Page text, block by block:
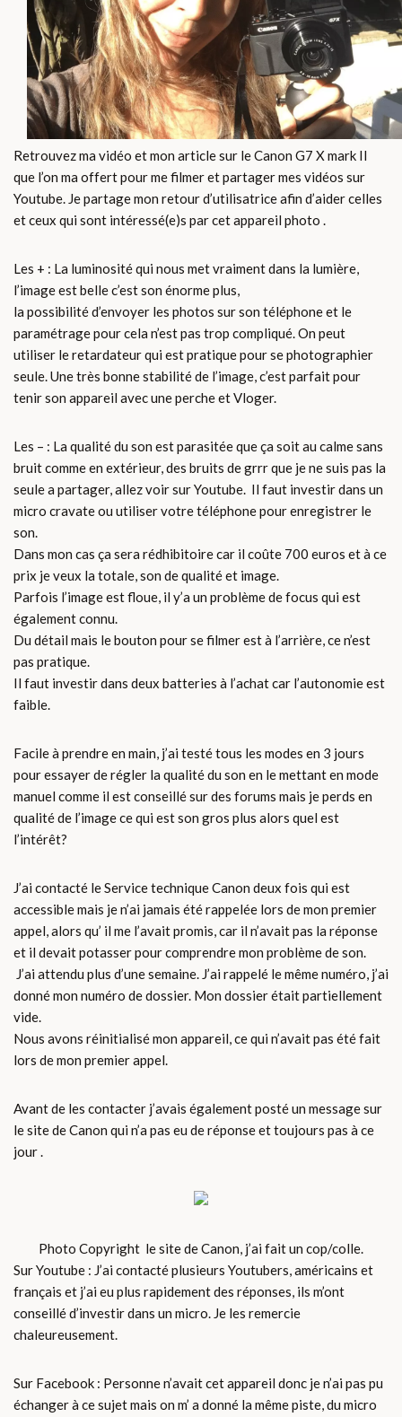
Retrouvez ma vidéo et mon article sur le Canon G7 X mark II
que l’on ma offert pour me filmer et partager mes vidéos sur
Youtube. Je partage mon retour d’utilisatrice afin d’aider celles
et ceux qui sont intéressé(e)s par cet appareil photo .
Les + : La luminosité qui nous met vraiment dans la lumière,
l’image est belle c’est son énorme plus,
la possibilité d’envoyer les photos sur son téléphone et le
paramétrage pour cela n’est pas trop compliqué. On peut
utiliser le retardateur qui est pratique pour se photographier
seule. Une très bonne stabilité de l’image, c’est parfait pour
tenir son appareil avec une perche et Vloger.
Les – : La qualité du son est parasitée que ça soit au calme sans
bruit comme en extérieur, des bruits de grrr que je ne suis pas la
seule a partager, allez voir sur Youtube. Il faut investir dans un
micro cravate ou utiliser votre téléphone pour enregistrer le
son.
Dans mon cas ça sera rédhibitoire car il coûte 700 euros et à ce
prix je veux la totale, son de qualité et image.
Parfois l’image est floue, il y’a un problème de focus qui est
également connu.
Du détail mais le bouton pour se filmer est à l’arrière, ce n’est
pas pratique.
Il faut investir dans deux batteries à l’achat car l’autonomie est
faible.
Facile à prendre en main, j’ai testé tous les modes en 3 jours
pour essayer de régler la qualité du son en le mettant en mode
manuel comme il est conseillé sur des forums mais je perds en
qualité de l’image ce qui est son gros plus alors quel est
l’intérêt?
J’ai contacté le Service technique Canon deux fois qui est
accessible mais je n’ai jamais été rappelée lors de mon premier
appel, alors qu’ il me l’avait promis, car il n’avait pas la réponse
et il devait potasser pour comprendre mon problème de son.
J’ai attendu plus d’une semaine. J’ai rappelé le même numéro, j’ai
donné mon numéro de dossier. Mon dossier était partiellement
vide.
Nous avons réinitialisé mon appareil, ce qui n’avait pas été fait
lors de mon premier appel.
Avant de les contacter j’avais également posté un message sur
le site de Canon qui n’a pas eu de réponse et toujours pas à ce
jour .
Photo Copyright le site de Canon, j’ai fait un cop/colle.
Sur Youtube : J’ai contacté plusieurs Youtubers, américains et
français et j’ai eu plus rapidement des réponses, ils m’ont
conseillé d’investir dans un micro. Je les remercie
chaleureusement.
Sur Facebook : Personne n’avait cet appareil donc je n’ai pas pu
échanger à ce sujet mais on m’ a donné la même piste, du micro